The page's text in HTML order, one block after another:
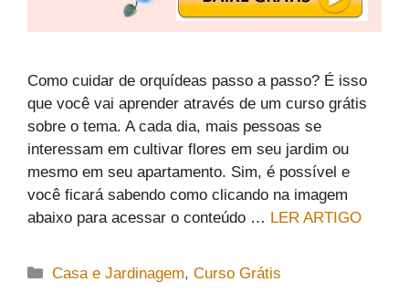
Como cuidar de orquídeas passo a passo? É isso
que você vai aprender através de um curso grátis
sobre o tema. A cada dia, mais pessoas se
interessam em cultivar flores em seu jardim ou
mesmo em seu apartamento. Sim, é possível e
você ficará sabendo como clicando na imagem
abaixo para acessar o conteúdo … LER ARTIGO
Categorias
Casa e Jardinagem,Curso Grátis